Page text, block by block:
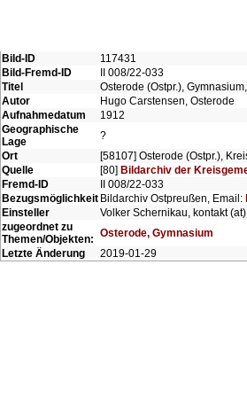
Bild-ID
117431
Bild-Fremd-ID
II 008/22-033
Titel
Osterode (Ostpr.),
Autor
Hugo Carstensen, Osterode
Aufnahmedatum
1912
Geographische
Lage
?
Ort
[58107] Osterode (Ostpr.),
Quelle
[80] Bildarchiv der
Fremd-ID
II 008/22-033
Bezugsmöglichkeit Bildarchiv Ostpreußen, Email:
Einsteller
Volker Schernikau, kontakt
zugeordnet zu
Themen/Objekten: Osterode, Gymnasium
Letzte Änderung
2019-01-29